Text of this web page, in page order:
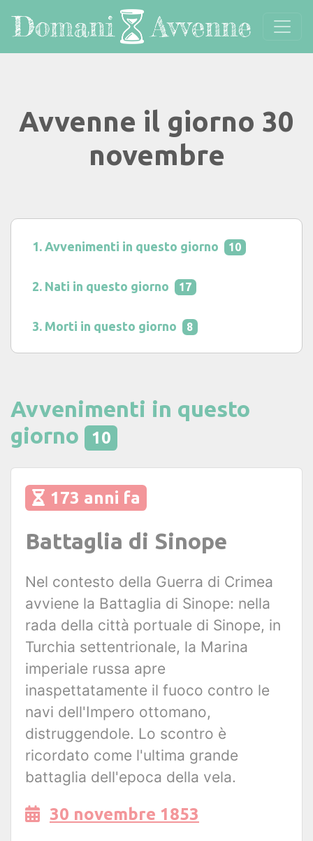
Avvenne il giorno 30
novembre
Avvenimenti in questo giorno 10
Nati in questo giorno 17
Morti in questo giorno 8
Avvenimenti in questo
giorno
10
173 anni fa
Battaglia di Sinope
Nel contesto della Guerra di Crimea
avviene la Battaglia di Sinope: nella
rada della città portuale di Sinope, in
Turchia settentrionale, la Marina
imperiale russa apre
inaspettatamente il fuoco contro le
navi dell'Impero ottomano,
distruggendole. Lo scontro è
ricordato come l'ultima grande
battaglia dell'epoca della vela.
30 novembre 1853